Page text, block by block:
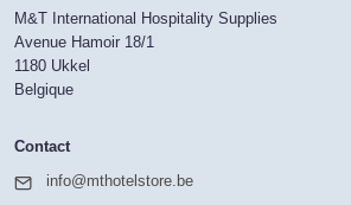
M&T International Hospitality Supplies
Avenue Hamoir 18/1
1180 Ukkel
Belgique
Contact
info@mthotelstore.be